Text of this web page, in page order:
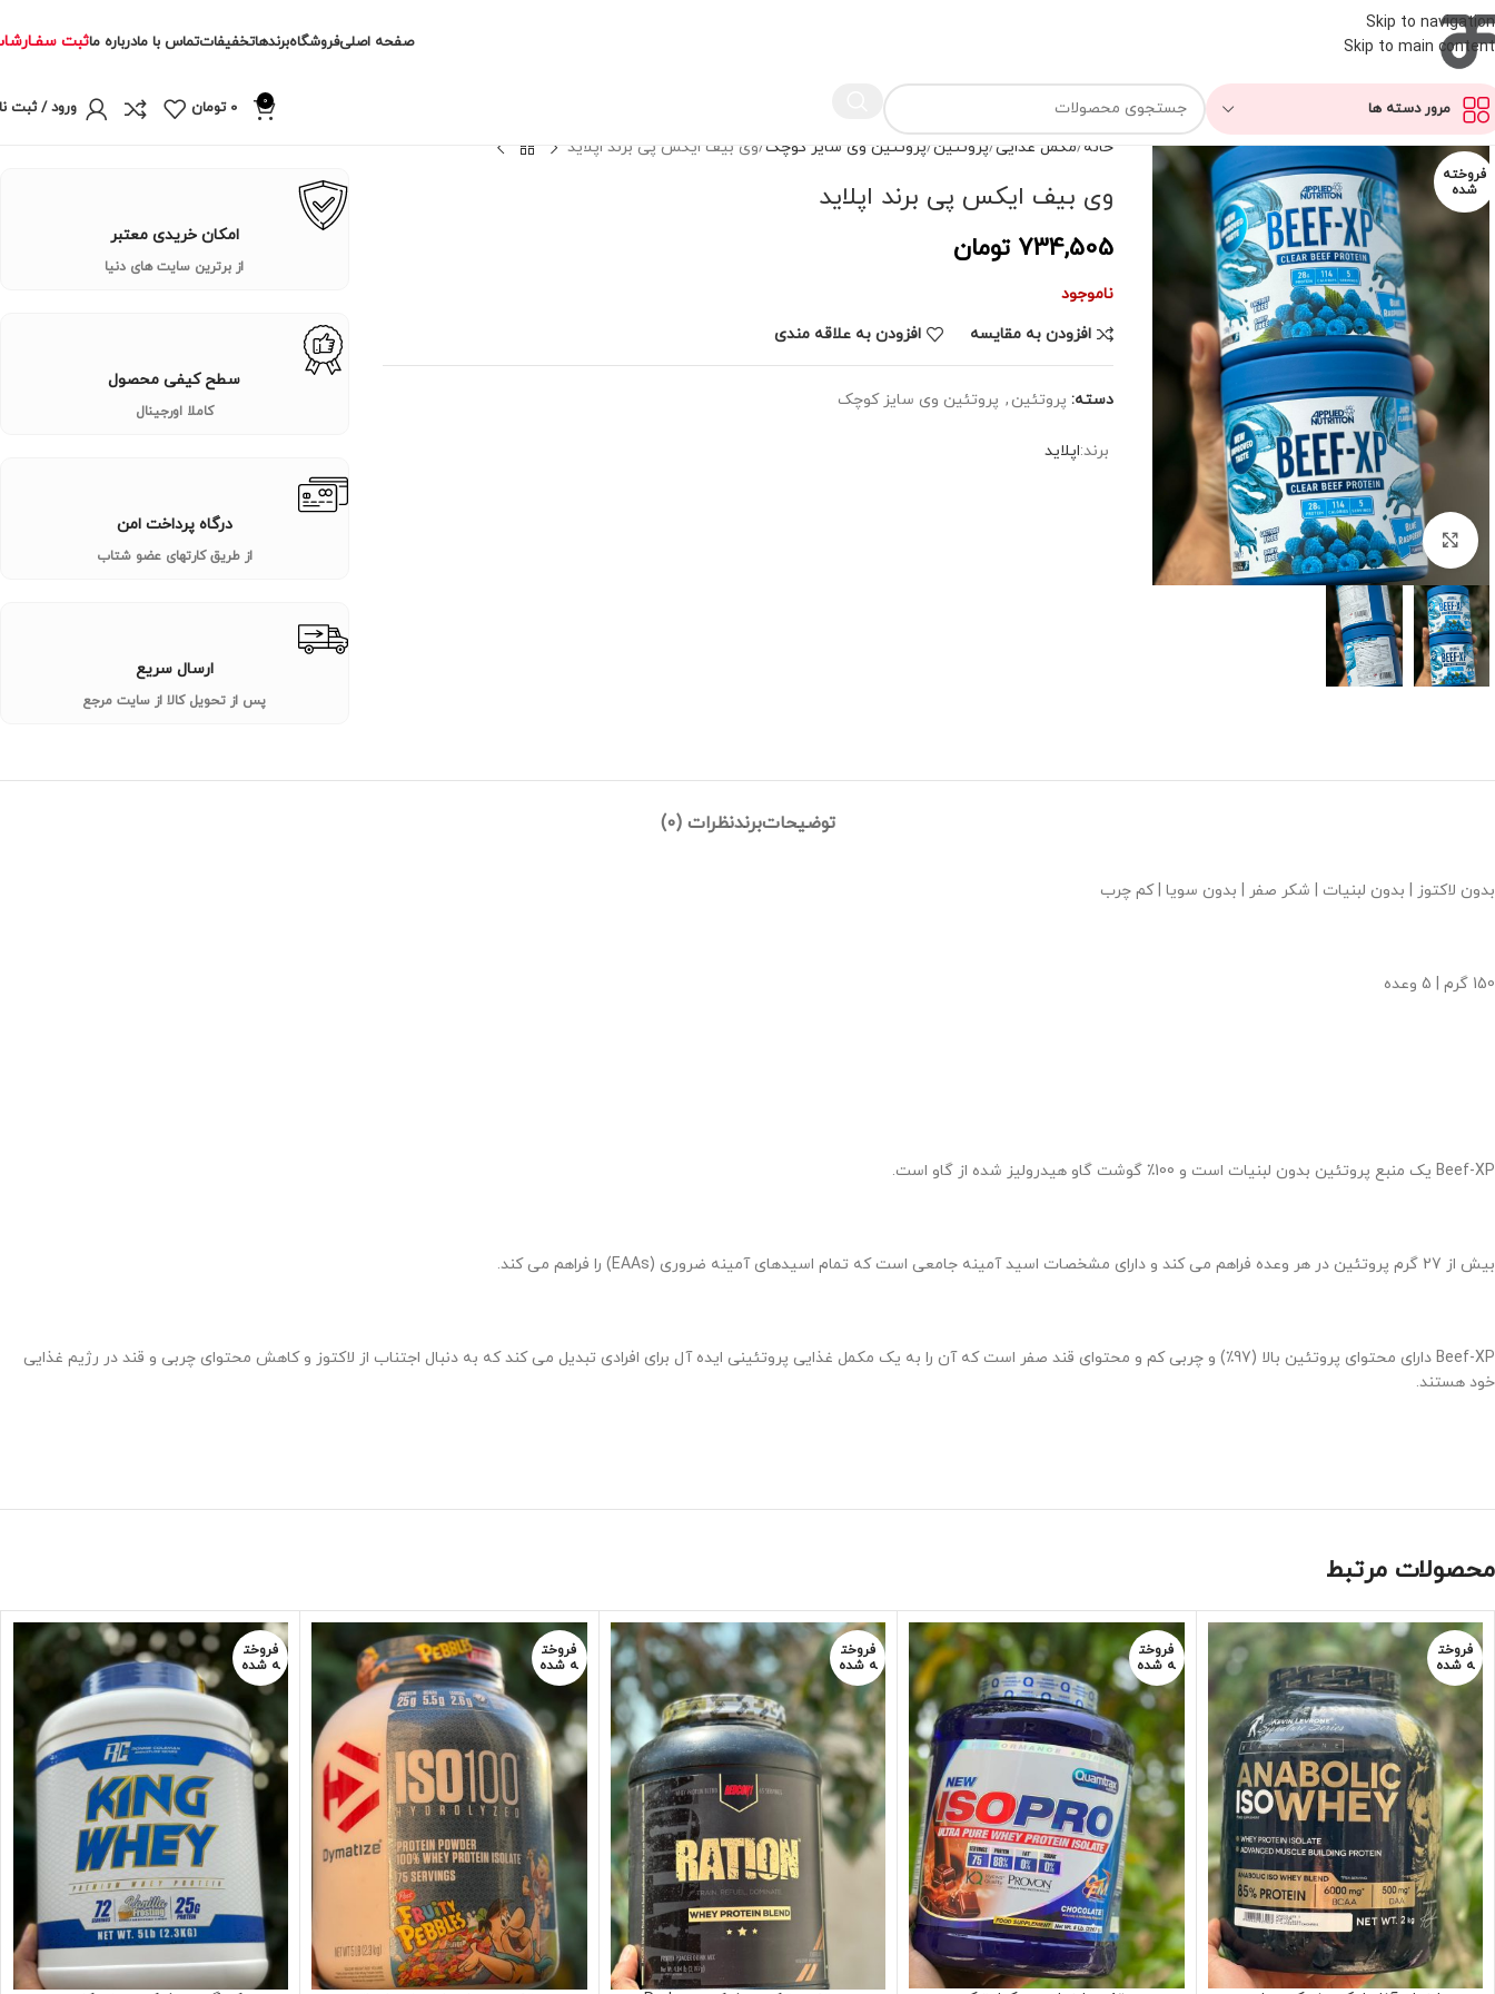
Skip to navigation
Skip to main content
صفحه اصلیفروشگاهبرندهاتخفیفاتتماس با مادرباره ماثبت
مرور دسته ها 0
0 تومان ورود / ثبت
فروخته
شده
برای بزرگنمایی کلیک کنید
خانه مکمل غذایی پروتئین پروتئین وی سایز کوچک وی بیف ایکس پی برند اپلاید
وی بیف ایکس پی برند اپلاید
734,505 تومان
ناموجود
افزودن به مقایسه
افزودن به علاقه مندی
دسته: پروتئین , پروتئین وی سایز کوچک
برند:اپلاید
امکان خریدی معتبر
از برترین سایت های دنیا
سطح کیفی محصول
کاملا اورجینال
درگاه پرداخت امن
از طریق کارتهای عضو شتاب
ارسال سریع
پس از تحویل کالا از سایت مرجع
توضیحاتبرندنظرات (0)
بدون لاکتوز | بدون لبنیات | شکر صفر | بدون سویا | کم چرب
150 گرم | 5 وعده
Beef-XP یک منبع پروتئین بدون لبنیات است و 100٪ گوشت گاو هیدرولیز شده از گاو است.
بیش از 27 گرم پروتئین در هر وعده فراهم می کند و دارای مشخصات اسید آمینه جامعی است که تمام اسیدهای آمینه ضروری (EAAs) را فراهم می کند.
Beef-XP دارای محتوای پروتئین بالا (97٪) و چربی کم و محتوای قند صفر است که آن را به یک مکمل غذایی پروتئینی ایده آل برای افرادی تبدیل می کند که به دنبال اجتناب از لاکتوز و کاهش محتوای چربی و قند در رژیم غذایی
خود هستند.
محصولات مرتبط
فروخت
ه شده
فروخت
ه شده
فروخت
ه شده
فروخت
ه شده
فروخت
ه شده